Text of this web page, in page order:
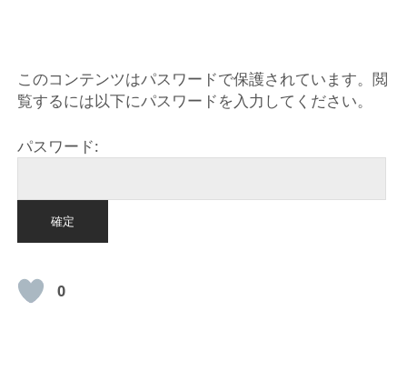
このコンテンツはパスワードで保護されています。閲
覧するには以下にパスワードを入力してください。
パスワード:
0